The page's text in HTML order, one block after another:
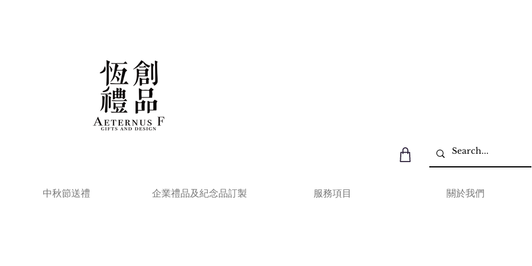
中秋節送禮 企業禮品及紀念品訂製 服務項目 關於我們